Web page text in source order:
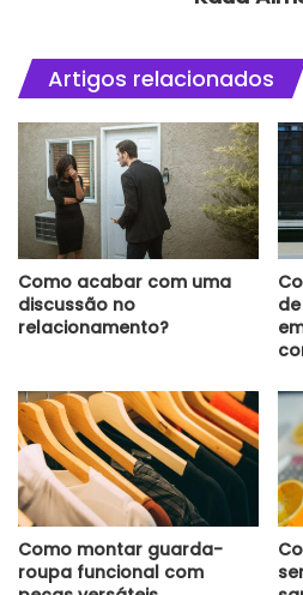
Artigos relacionados
Como acabar com uma
discussão no
relacionamento?
Como montar guarda-
roupa funcional com